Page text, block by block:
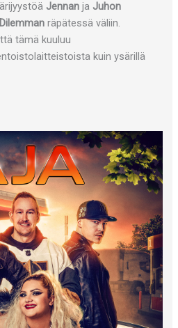
Jennan ja Juhon
Dilemman räpätessä väliin.
tämä kuuluu
kuin ysärillä